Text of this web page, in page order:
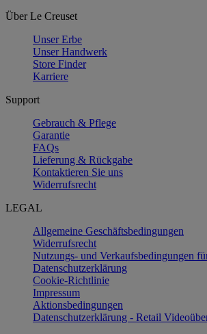
Über Le Creuset
Unser Erbe
Unser Handwerk
Store Finder
Karriere
Support
Gebrauch & Pflege
Garantie
FAQs
Lieferung & Rückgabe
Kontaktieren Sie uns
Widerrufsrecht
LEGAL
Allgemeine Geschäftsbedingungen
Widerrufsrecht
Nutzungs- und Verkaufsbedingungen
Datenschutzerklärung
Cookie-Richtlinie
Impressum
Aktionsbedingungen
Datenschutzerklärung - Retail